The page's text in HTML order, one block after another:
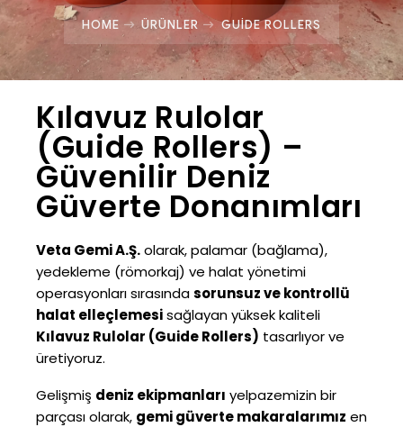
HOME ÜRÜNLER GUIDE ROLLERS
Kılavuz Rulolar
(Guide Rollers) –
Güvenilir Deniz
Güverte Donanımları
Veta Gemi A.Ş.olarak, palamar (bağlama),
yedekleme (römorkaj) ve halat yönetimi
operasyonları sırasındasorunsuz ve kontrollü
halat elleçlemesisağlayan yüksek kaliteli
Kılavuz Rulolar (Guide Rollers) tasarlıyor ve
üretiyoruz.
Gelişmiş deniz ekipmanları yelpazemizin bir
parçası olarak, gemi güverte makaralarımız en